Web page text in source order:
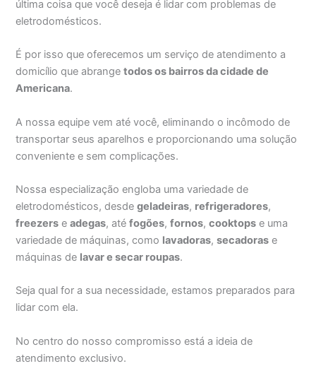
última coisa que você deseja é lidar com problemas de
eletrodomésticos.
É por isso que oferecemos um serviço de atendimento a
domicílio que abrangetodos os bairros da cidade de
Americana.
A nossa equipe vem até você, eliminando o incômodo de
transportar seus aparelhos e proporcionando uma solução
conveniente e sem complicações.
Nossa especialização engloba uma variedade de
eletrodomésticos, desdegeladeiras, refrigeradores,
freezers eadegas, atéfogões,fornos,cooktops e uma
variedade de máquinas, como lavadoras,secadoras e
máquinas de lavar e secar roupas.
Seja qual for a sua necessidade, estamos preparados para
lidar com ela.
No centro do nosso compromisso está a ideia de
atendimento exclusivo.